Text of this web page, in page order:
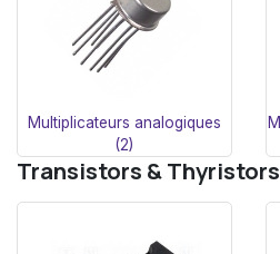
Multiplicateurs analogiques
(2)
Transistors & Thyristors